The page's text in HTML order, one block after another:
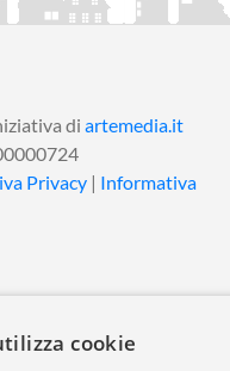
di artemedia.it
Privacy | Informativa
cookie